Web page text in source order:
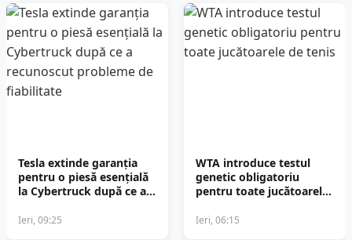
Tesla extinde garanția
pentru o piesă esențială
la Cybertruck după ce a
fiabilitate
Ieri, 09:25
WTA introduce testul
genetic obligatoriu
pentru toate jucătoarele
Ieri, 06:15